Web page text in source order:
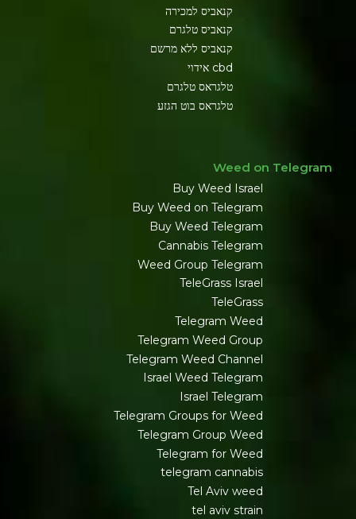
קנאביס למכירה
קנאביס טלגרם
קנאביס ללא מרשם
cbd אידוי
טלגראס טלגרם
טלגראס בוט הגזע
Weed on Telegram
Buy Weed Israel
Buy Weed on Telegram
Buy Weed Telegram
Cannabis Telegram
Weed Group Telegram
TeleGrass Israel
TeleGrass
Telegram Weed
Telegram Weed Group
Telegram Weed Channel
Israel Weed Telegram
Israel Telegram
Telegram Groups for Weed
Telegram Group Weed
Telegram for Weed
telegram cannabis
Tel Aviv weed
tel aviv strain